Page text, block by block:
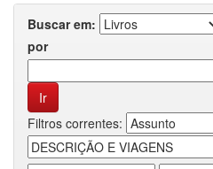
Buscar em:
por
Filtros correntes: